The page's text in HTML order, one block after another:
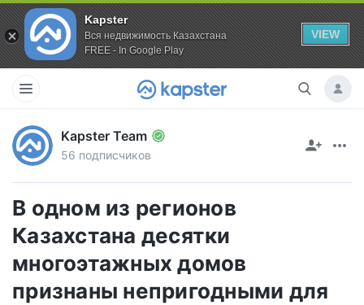
Kapster
Вся недвижимость Казахстана
FREE - In Google Play
VIEW
Kapster Team
56 подписчиков
В одном из регионов
Казахстана десятки
многоэтажных домов
признаны непригодными для